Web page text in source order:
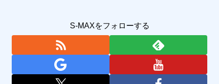
S-MAXをフォローする